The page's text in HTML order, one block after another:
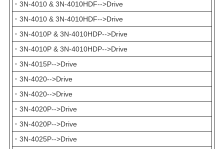
· 3N-4010 & 3N-4010HDF-->Drive
· 3N-4010 & 3N-4010HDF-->Drive
· 3N-4010P & 3N-4010HDP-->Drive
· 3N-4010P & 3N-4010HDP-->Drive
· 3N-4015P-->Drive
· 3N-4020-->Drive
· 3N-4020-->Drive
· 3N-4020P-->Drive
· 3N-4020P-->Drive
· 3N-4025P-->Drive